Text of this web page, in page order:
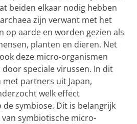
beiden elkaar nodig hebben
zijn verwant met het
op aarde en worden gezien als
planten en dieren. Net
deze micro-organismen
speciale virussen. In dit
partners uit Japan,
welk effect
symbiose. Dit is belangrijk
symbiotische micro-